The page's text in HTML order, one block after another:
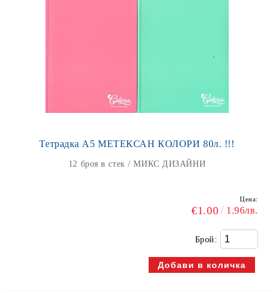
Тетрадка А5 МЕТЕКСАН КОЛОРИ 80л. !!!
12 броя в стек / МИКС ДИЗАЙНИ
Цена:
€1.00 1.96лв.
Брой: